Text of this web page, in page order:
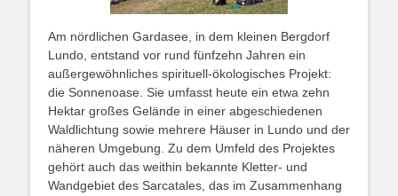
Am nördlichen Gardasee, in dem kleinen Bergdorf
Lundo, entstand vor rund fünfzehn Jahren ein
außergewöhnliches spirituell-ökologisches Projekt:
die Sonnenoase. Sie umfasst heute ein etwa zehn
Hektar großes Gelände in einer abgeschiedenen
Waldlichtung sowie mehrere Häuser in Lundo und der
näheren Umgebung. Zu dem Umfeld des Projektes
gehört auch das weithin bekannte Kletter- und
Wandgebiet des Sarcatales, das im Zusammenhang